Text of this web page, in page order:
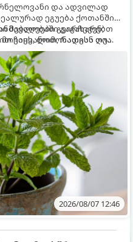
და ადვილად
ეგუება ქოთანში
მებაღეები გვირჩევენ,
რადგან ღია
ფესვებით ძალიან
ავიწროებს.
გაგახარებთ
ჩაის, ლიმონათისა თუ
2026/08/07 12:46